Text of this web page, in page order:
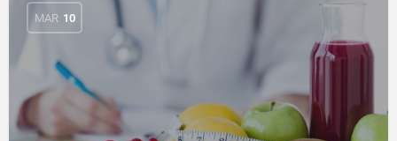
MAR 10